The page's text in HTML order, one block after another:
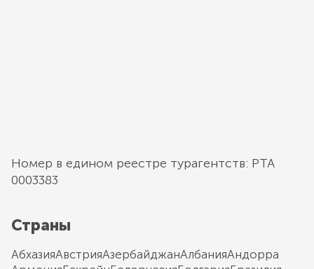
Номер в едином реестре турагентств: РТА
0003383
Страны
АбхазияАвстрияАзербайджанАлбанияАндорра